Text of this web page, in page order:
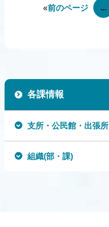
«前のページ ...
各課情報
支所・公民館・出張所
組織(部・課)